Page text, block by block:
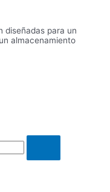
diseñadas para un
almacenamiento